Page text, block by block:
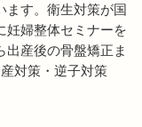
ます。衛生対策が国
妊婦整体セミナーを
出産後の骨盤矯正ま
対策・逆子対策